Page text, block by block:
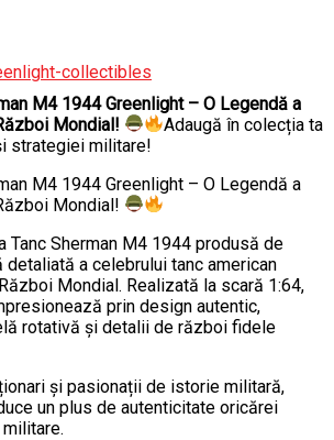
M4 1944 Greenlight – O Legendă a
Mondial!
Adaugă în colecția ta
strategiei militare!
M4 1944 Greenlight – O Legendă a
Mondial!
Tanc Sherman M4 1944 produsă de
detaliată a celebrului tanc american
Mondial. Realizată la scară 1:64,
prin design autentic,
rotativă și detalii de război fidele
și pasionații de istorie militară,
un plus de autenticitate oricărei